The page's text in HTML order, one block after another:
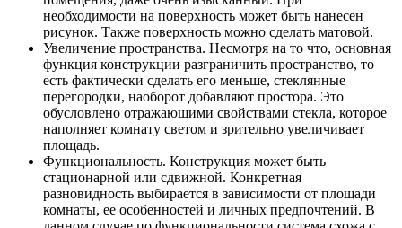
необходимости на поверхность может быть нанесен
рисунок. Также поверхность можно сделать матовой.
Увеличение пространства. Несмотря на то что, основная
функция конструкции разграничить пространство, то
есть фактически сделать его меньше, стеклянные
перегородки, наоборот добавляют простора. Это
обусловлено отражающими свойствами стекла, которое
наполняет комнату светом и зрительно увеличивает
площадь.
Функциональность. Конструкция может быть
стационарной или сдвижной. Конкретная
разновидность выбирается в зависимости от площади
комнаты, ее особенностей и личных предпочтений. В